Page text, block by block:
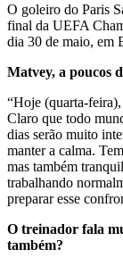
O goleiro do Paris
final da UEFA
dia 30 de maio, em
Matvey, a poucos
“Hoje (quarta-feira),
Claro que todo
dias serão muito
manter a calma.
mas também
trabalhando
preparar esse
O treinador fala
também?